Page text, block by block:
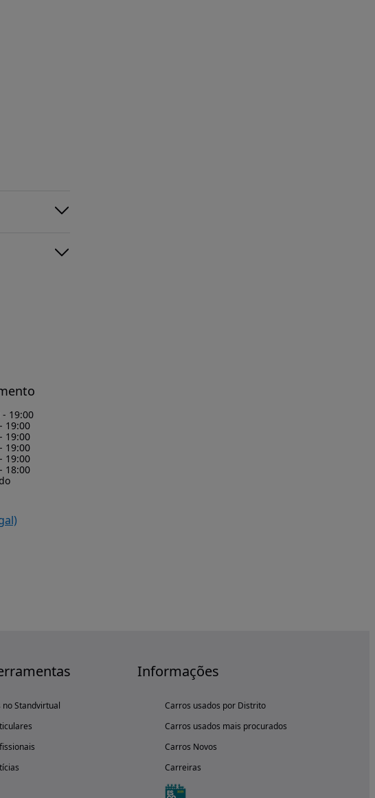
- 19:00
19:00
19:00
19:00
19:00
18:00
no Standvirtual
Informações
Carros usados por Distrito
Carros usados mais procurados
Carros Novos
Carreiras